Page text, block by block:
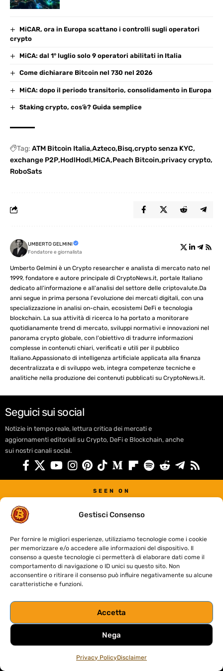
Gestisci Consenso
Per fornire le migliori esperienze, utilizziamo tecnologie come i cookie
per memorizzare e/o accedere alle informazioni del dispositivo. Il
consenso a queste tecnologie ci permetterà di elaborare dati come il
comportamento di navigazione o ID unici su questo sito. Non
acconsentire o ritirare il consenso può influire negativamente su alcune
caratteristiche e funzioni.
Accetta
Nega
Privacy PolicyDisclaimer
ed è aggiornata continuamente dalla comunità.
MiCAR, ora in Europa scattano i controlli sugli operatori
crypto
MiCA: dal 1° luglio solo 9 operatori abilitati in Italia
Come dichiarare Bitcoin nel 730 nel 2026
MiCA: dopo il periodo transitorio, consolidamento in Europa
Staking crypto, cos’è? Guida semplice
Tag: ATM Bitcoin Italia Azteco Bisq crypto senza KYC
exchange P2P HodlHodl MiCA Peach Bitcoin privacy crypto
RoboSats
UMBERTO GELMINI
Fondatore e giornalista
Umberto Gelmini è un Crypto researcher e analista di mercato nato nel
1999, fondatore e autore principale di CryptoNews.it, portale Italiano
dedicato all'informazione e all'analisi del settore delle criptovalute.Da
anni segue in prima persona l'evoluzione dei mercati digitali, con una
specializzazione in analisi on-chain, ecosistemi DeFi e tecnologia
blockchain. La sua attività di ricerca lo ha portato a monitorare
quotidianamente trend di mercato, sviluppi normativi e innovazioni nel
panorama crypto globale, con l'obiettivo di tradurre informazioni
complesse in contenuti chiari, verificati e utili per il pubblico
Italiano.Appassionato di intelligenza artificiale applicata alla finanza
decentralizzata e di sviluppo web, integra competenze tecniche e
analitiche nella produzione dei contenuti pubblicati su CryptoNews.it.
Seguici sui social
Notizie in tempo reale, lettura critica dei mercati e
aggiornamenti editoriali su Crypto, DeFi e Blockchain, anche
sui nostri canali social.
SEEN ON
C ryptoNews.it è un giornale online indipendente specializzato in
notizie, analisi e guide sul mondo delle criptovalute e della
blockchain.Aggiorniamo i nostri lettori per orientarsi nel mercato
crypto italiano. Seguici per approfondimenti su Bitcoin, Ethereum,
europea; offriamo analisi di mercato, guide per investitori e
aggiornamenti su sicurezza e tecnologia blockchain.
Scopri tutte le guide e hub crypto di CryptoNews
Potrai essere il primo a scoprire le